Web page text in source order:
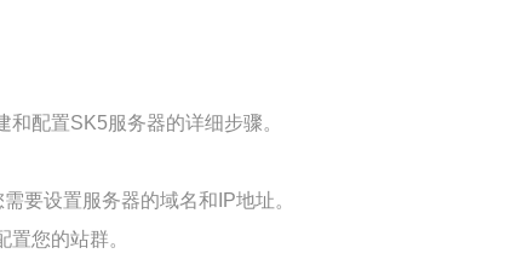
配置SK5服务器的详细步骤。
要设置服务器的域名和IP地址。
您的站群。